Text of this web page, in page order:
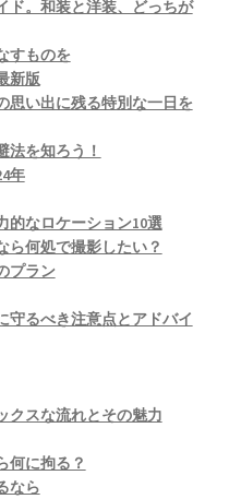
ド。和装と洋装、どっちが
すものを
新版
思い出に残る特別な一日を
法を知ろう！
年
的なロケーション10選
ら何処で撮影したい？
プラン
守るべき注意点とアドバイ
クスな流れとその魅力
何に拘る？
なら